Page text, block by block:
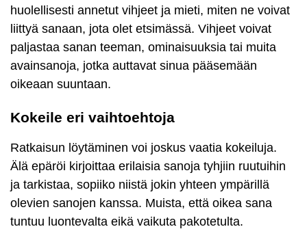
huolellisesti annetut vihjeet ja mieti, miten ne voivat
liittyä sanaan, jota olet etsimässä. Vihjeet voivat
paljastaa sanan teeman, ominaisuuksia tai muita
avainsanoja, jotka auttavat sinua pääsemään
oikeaan suuntaan.
Kokeile eri vaihtoehtoja
Ratkaisun löytäminen voi joskus vaatia kokeiluja.
Älä epäröi kirjoittaa erilaisia sanoja tyhjiin ruutuihin
ja tarkistaa, sopiiko niistä jokin yhteen ympärillä
olevien sanojen kanssa. Muista, että oikea sana
tuntuu luontevalta eikä vaikuta pakotetulta.